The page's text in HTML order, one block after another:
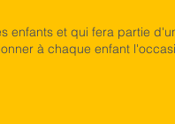
enfants et qui fera partie
à chaque enfant